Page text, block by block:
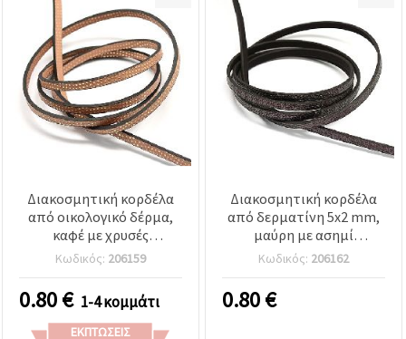
Διακοσμητική κορδέλα
από οικολογικό δέρμα,
καφέ με χρυσές
λεπτομέρειες, 5x2 mm -
1,20 μέτρα
Κωδικός: 206159
0.80€ 1-4 κομμάτι
ΕΚΠΤΏΣΕΙΣ
Διακοσμητική κορδέλα
από δερματίνη 5x2 mm,
μαύρη με ασημί
ιριδίζουσα λεπτομέρεια -
1,20 μέτρα
Κωδικός: 206162
0.80€